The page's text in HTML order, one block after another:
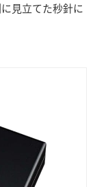
見立てた秒針に